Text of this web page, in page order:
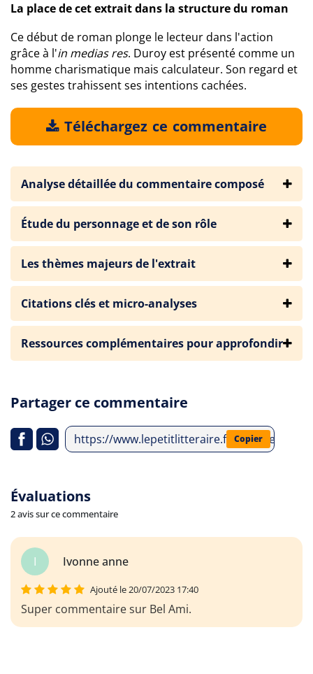
La place de cet extrait dans la structure du roman
Ce début de roman plonge le lecteur dans l'action
grâce à l'in medias res. Duroy est présenté comme un
homme charismatique mais calculateur. Son regard et
ses gestes trahissent ses intentions cachées.
Téléchargez ce commentaire
Analyse détaillée du commentaire composé
Étude du personnage et de son rôle
Les thèmes majeurs de l'extrait
Citations clés et micro-analyses
Ressources complémentaires pour approfondir
Partager ce commentaire
https://www.lepetitlitteraire.fr/analyses-
Copier
Évaluations
2 avis sur ce commentaire
I Ivonne anne
Ajouté le 20/07/2023 17:40
Super commentaire sur Bel Ami.